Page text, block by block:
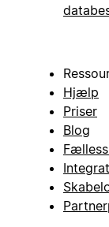
Hjælp
Priser
Blog